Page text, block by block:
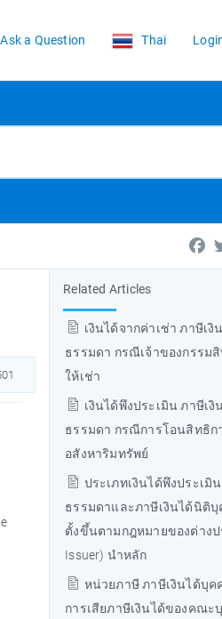
Ask a Question Thai
Related Articles
เงินได้จากค่าเช่า ภาษีเ
ธรรมดา กรณีเจ้าของกรรม
ให้เช่า
เงินได้พึงประเมิน ภาษีเ
ธรรมดา กรณีการโอนสิทธิก
อสังหาริมทรัพย์
ประเภทเงินได้พึงประเมิ
ธรรมดาและภาษีเงินได้นิติ
ตั้งขึ้นตามกฎหมายของต่างป
Issuer) นำหลัก
หน่วยภาษี ภาษีเงินได้บุ
การเสียภาษีเงินได้ของคณะ